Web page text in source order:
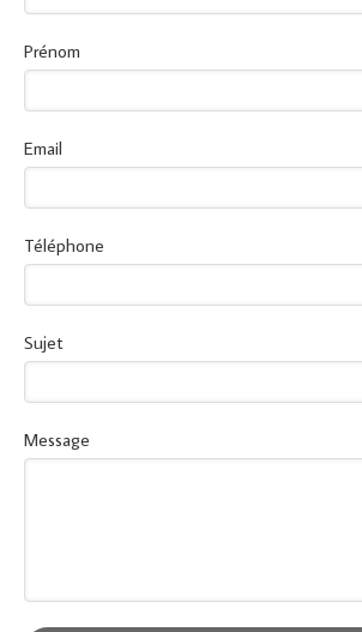
Prénom
Email
Téléphone
Sujet
Message